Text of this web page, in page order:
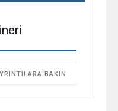
BAKIN